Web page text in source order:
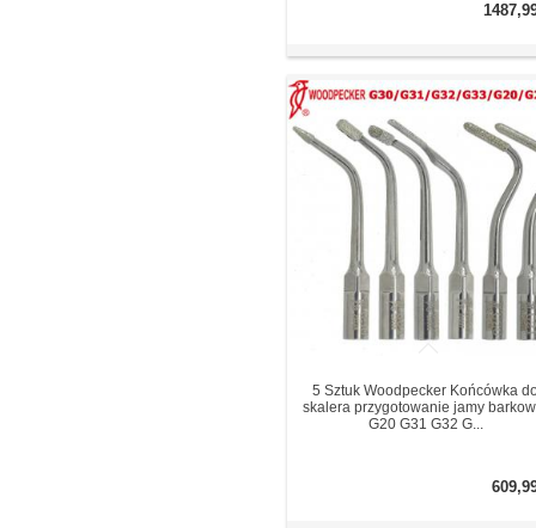
5 Sztuk Woodpecker Końcówka
skalera przygotowanie jamy
G20 G31 G32 G...